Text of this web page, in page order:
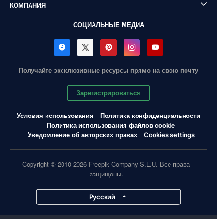
КОМПАНИЯ
СОЦИАЛЬНЫЕ МЕДИА
Получайте эксклюзивные ресурсы прямо на свою почту
Зарегистрироваться
Условия использования
Политика конфиденциальности
Политика использования файлов cookie
Уведомление об авторских правах
Cookies settings
Copyright © 2010-2026 Freepik Company S.L.U. Все права
защищены.
Pусский